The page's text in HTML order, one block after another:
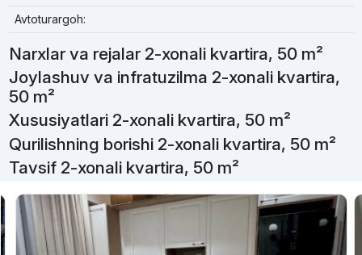
Avtoturargoh:
Narxlar va rejalar 2-xonali kvartira, 50 m²
Joylashuv va infratuzilma 2-xonali kvartira,
50 m²
Xususiyatlari 2-xonali kvartira, 50 m²
Qurilishning borishi 2-xonali kvartira, 50 m²
Tavsif 2-xonali kvartira, 50 m²